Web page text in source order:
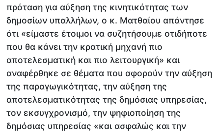
πρόταση για αύξηση της κινητικότητας των
δημοσίων υπαλλήλων, ο κ. Ματθαίου απάντησε
ότι «είμαστε έτοιμοι να συζητήσουμε οτιδήποτε
που θα κάνει την κρατική μηχανή πιο
αποτελεσματική και πιο λειτουργική» και
αναφέρθηκε σε θέματα που αφορούν την αύξηση
της παραγωγικότητας, την αύξηση της
αποτελεσματικότητας της δημόσιας υπηρεσίας,
τον εκσυγχρονισμό, την ψηφιοποίηση της
δημόσιας υπηρεσίας «και ασφαλώς και την